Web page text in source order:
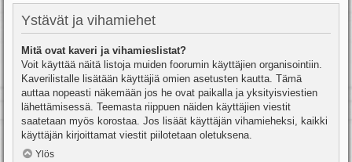
Ystävät ja vihamiehet
Mitä ovat kaveri ja vihamieslistat?
Voit käyttää näitä listoja muiden foorumin käyttäjien organisointiin.
Kaverilistalle lisätään käyttäjiä omien asetusten kautta. Tämä
auttaa nopeasti näkemään jos he ovat paikalla ja yksityisviestien
lähettämisessä. Teemasta riippuen näiden käyttäjien viestit
saatetaan myös korostaa. Jos lisäät käyttäjän vihamieheksi, kaikki
käyttäjän kirjoittamat viestit piilotetaan oletuksena.
Ylös